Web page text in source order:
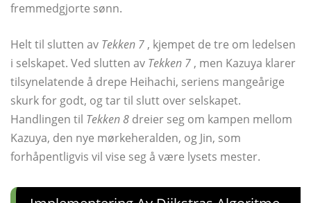
fremmedgjorte sønn.
Helt til slutten av Tekken 7 , kjempet de tre om ledelsen
i selskapet. Ved slutten av Tekken 7 , men Kazuya klarer
tilsynelatende å drepe Heihachi, seriens mangeårige
skurk for godt, og tar til slutt over selskapet.
Handlingen til Tekken 8 dreier seg om kampen mellom
Kazuya, den nye mørkeheralden, og Jin, som
forhåpentligvis vil vise seg å være lysets mester.